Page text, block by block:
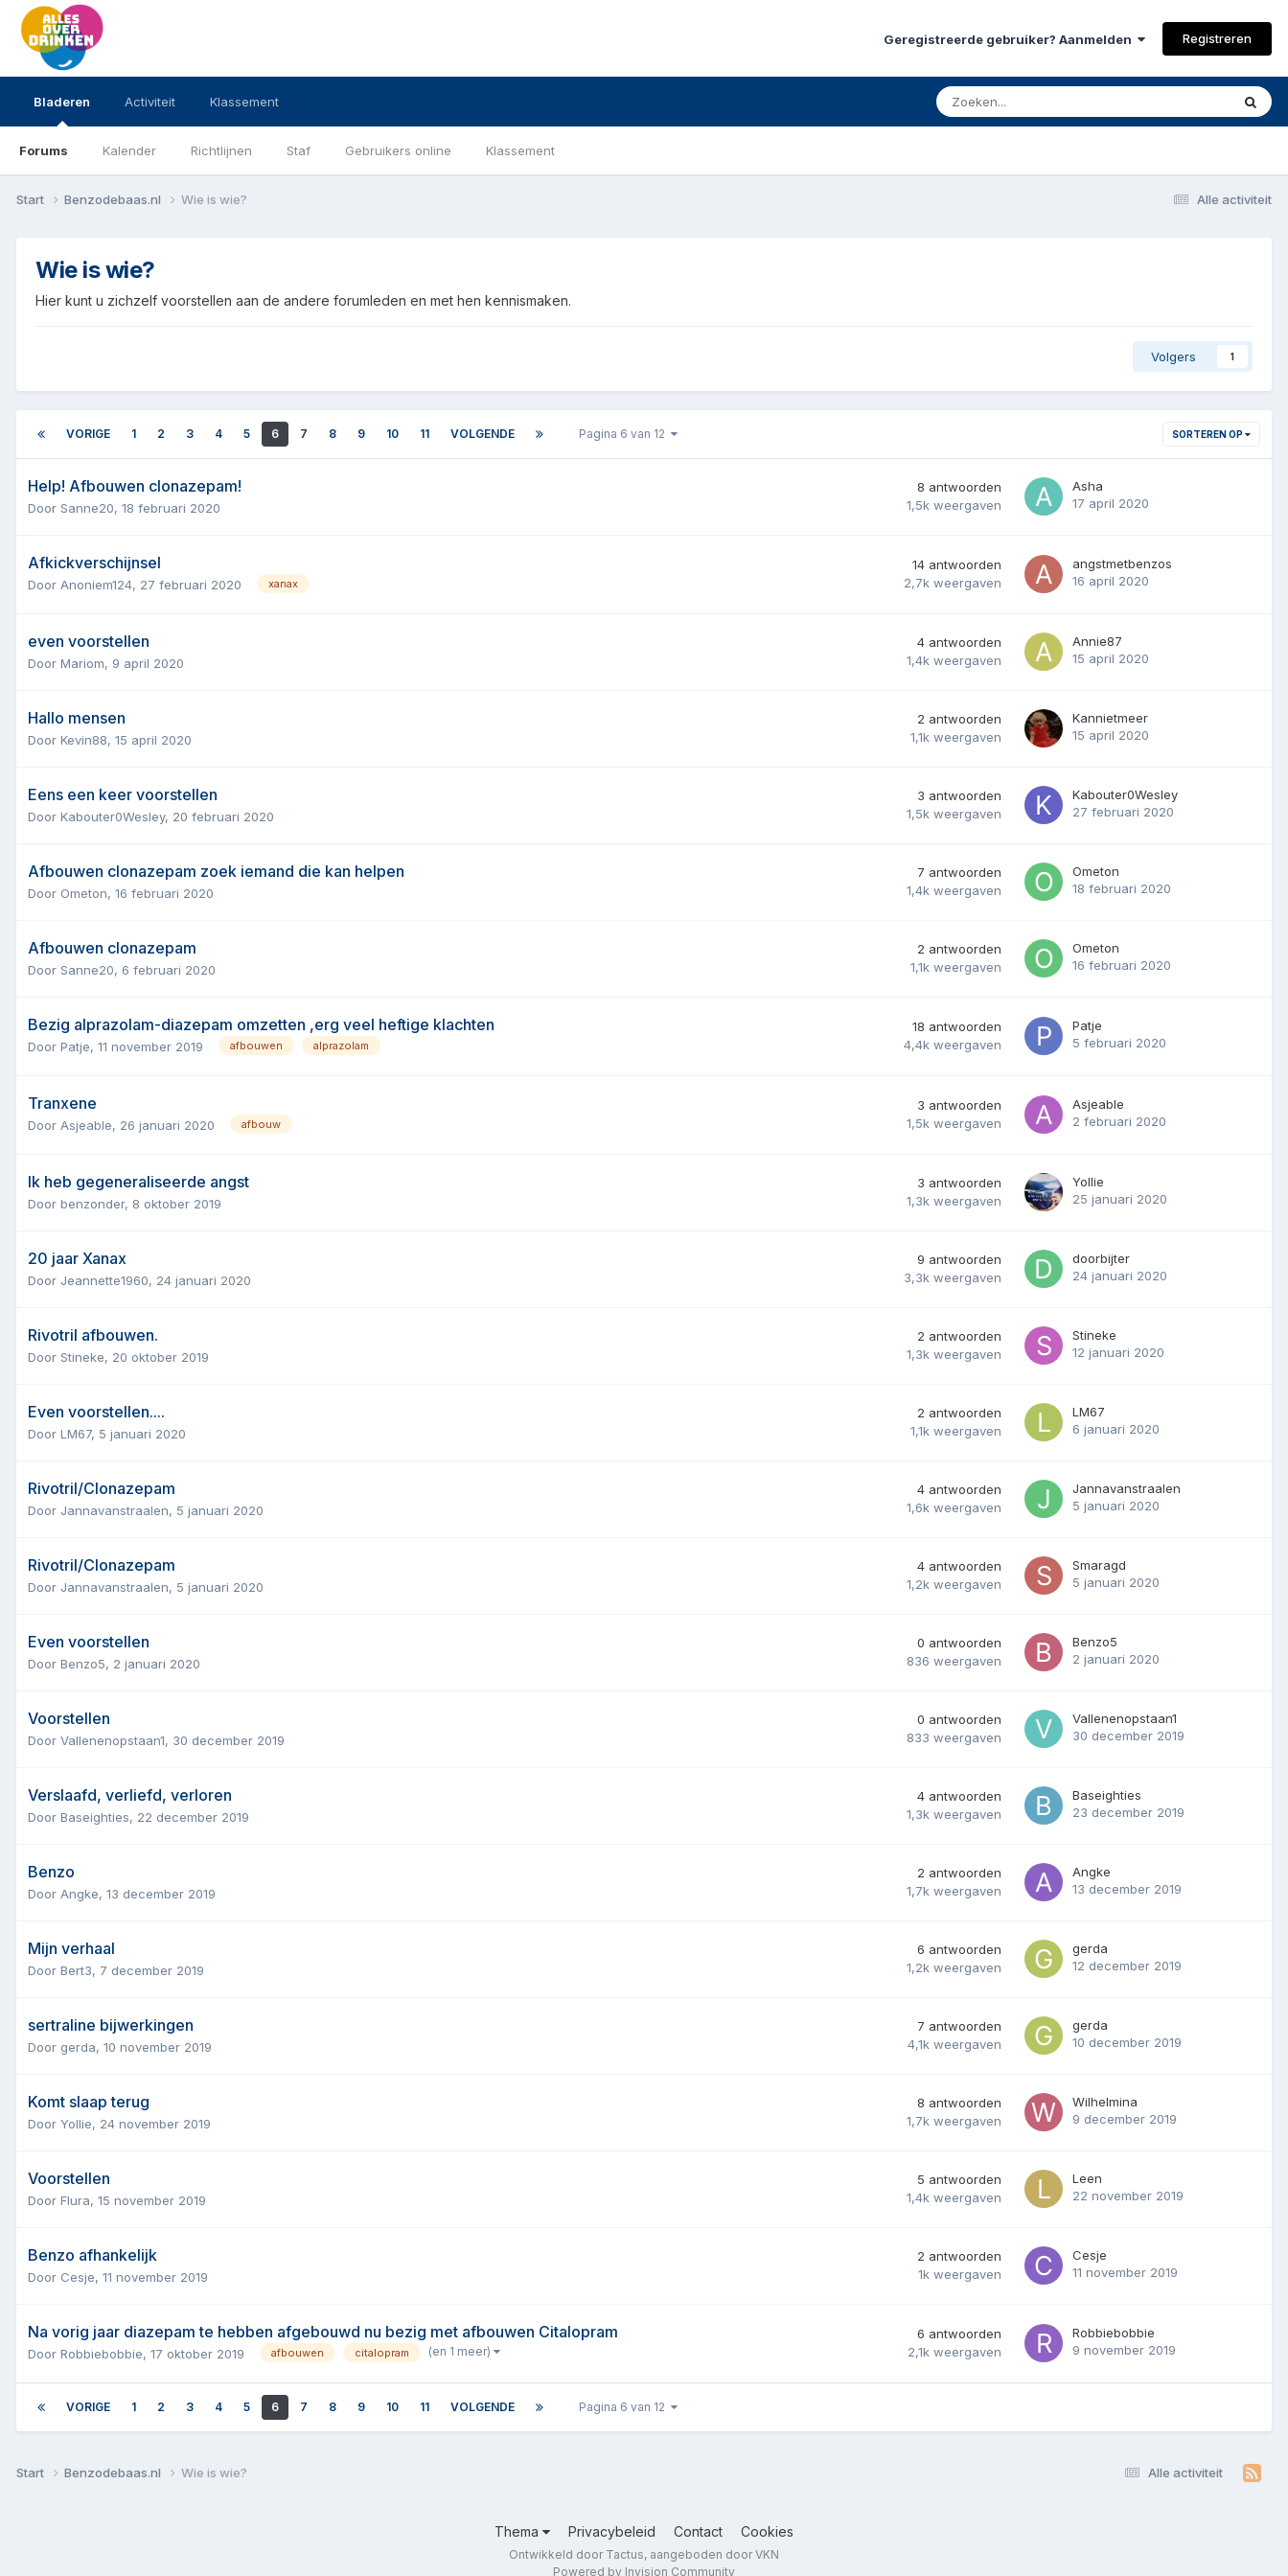
Geregistreerde gebruiker? Aanmelden Registreren
Bladeren
Forums Kalender Richtlijnen Staf Gebruikers online Klassement
Activiteit Klassement
Alle activiteit
Start Benzodebaas.nl Wie is wie?
Wie is wie?
Hier kunt u zichzelf voorstellen aan de andere forumleden en met hen kennismaken.
Volgers 1
SORTEREN OP
VORIGE 1 2 3 4 5 6 7 8 9 10 11 VOLGENDE Pagina 6 van 12
Help! Afbouwen clonazepam!
Door Sanne20, 18 februari 2020
8 antwoorden
1,5k weergaven
Asha
17 april 2020
Afkickverschijnsel
Door Anoniem124, 27 februari 2020 xanax
14 antwoorden
2,7k weergaven
angstmetbenzos
16 april 2020
even voorstellen
Door Mariom, 9 april 2020
4 antwoorden
1,4k weergaven
Annie87
15 april 2020
Hallo mensen
Door Kevin88, 15 april 2020
2 antwoorden
1,1k weergaven
Kannietmeer
15 april 2020
Eens een keer voorstellen
Door Kabouter0Wesley, 20 februari 2020
3 antwoorden
1,5k weergaven
Kabouter0Wesley
27 februari 2020
Afbouwen clonazepam zoek iemand die kan helpen
Door Ometon, 16 februari 2020
7 antwoorden
1,4k weergaven
Ometon
18 februari 2020
Afbouwen clonazepam
Door Sanne20, 6 februari 2020
2 antwoorden
1,1k weergaven
Ometon
16 februari 2020
Bezig alprazolam-diazepam omzetten ,erg veel heftige klachten
Door Patje, 11 november 2019 afbouwen alprazolam
18 antwoorden
4,4k weergaven
Patje
5 februari 2020
Tranxene
Door Asjeable, 26 januari 2020 afbouw
3 antwoorden
1,5k weergaven
Asjeable
2 februari 2020
Ik heb gegeneraliseerde angst
Door benzonder, 8 oktober 2019
3 antwoorden
1,3k weergaven
Yollie
25 januari 2020
20 jaar Xanax
Door Jeannette1960, 24 januari 2020
9 antwoorden
3,3k weergaven
doorbijter
24 januari 2020
Rivotril afbouwen.
Door Stineke, 20 oktober 2019
2 antwoorden
1,3k weergaven
Stineke
12 januari 2020
Even voorstellen....
Door LM67, 5 januari 2020
2 antwoorden
1,1k weergaven
LM67
6 januari 2020
Rivotril/Clonazepam
Door Jannavanstraalen, 5 januari 2020
4 antwoorden
1,6k weergaven
Jannavanstraalen
5 januari 2020
Rivotril/Clonazepam
Door Jannavanstraalen, 5 januari 2020
4 antwoorden
1,2k weergaven
Smaragd
5 januari 2020
Even voorstellen
Door Benzo5, 2 januari 2020
0 antwoorden
836 weergaven
Benzo5
2 januari 2020
Voorstellen
Door Vallenenopstaan1, 30 december 2019
0 antwoorden
833 weergaven
Vallenenopstaan1
30 december 2019
Verslaafd, verliefd, verloren
Door Baseighties, 22 december 2019
4 antwoorden
1,3k weergaven
Baseighties
23 december 2019
Benzo
Door Angke, 13 december 2019
2 antwoorden
1,7k weergaven
Angke
13 december 2019
Mijn verhaal
Door Bert3, 7 december 2019
6 antwoorden
1,2k weergaven
gerda
12 december 2019
sertraline bijwerkingen
Door gerda, 10 november 2019
7 antwoorden
4,1k weergaven
gerda
10 december 2019
Komt slaap terug
Door Yollie, 24 november 2019
8 antwoorden
1,7k weergaven
Wilhelmina
9 december 2019
Voorstellen
Door Flura, 15 november 2019
5 antwoorden
1,4k weergaven
Leen
22 november 2019
Benzo afhankelijk
Door Cesje, 11 november 2019
2 antwoorden
1k weergaven
Cesje
11 november 2019
Na vorig jaar diazepam te hebben afgebouwd nu bezig met afbouwen Citalopram
Door Robbiebobbie, 17 oktober 2019 afbouwen citalopram (en 1 meer)
6 antwoorden
2,1k weergaven
Robbiebobbie
9 november 2019
VORIGE 1 2 3 4 5 6 7 8 9 10 11 VOLGENDE Pagina 6 van 12
Alle activiteit
Start Benzodebaas.nl Wie is wie?
Thema Privacybeleid Contact Cookies
Ontwikkeld door Tactus, aangeboden door VKN
Powered by Invision Community